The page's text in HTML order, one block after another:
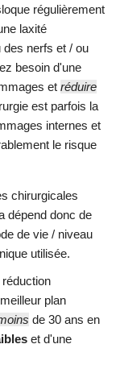
régulièrement
laxité
nerfs et / ou
besoin d'une
et réduire
est parfois la
internes et
le risque
chirurgicales
dépend donc de
de vie / niveau
utilisée.
plan
de 30 ans en
et d'une